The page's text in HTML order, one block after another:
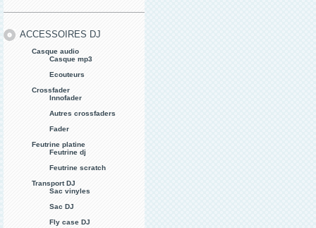
ACCESSOIRES DJ
Casque audio
Casque mp3
Ecouteurs
Crossfader
Innofader
Autres crossfaders
Fader
Feutrine platine
Feutrine dj
Feutrine scratch
Transport DJ
Sac vinyles
Sac DJ
Fly case DJ